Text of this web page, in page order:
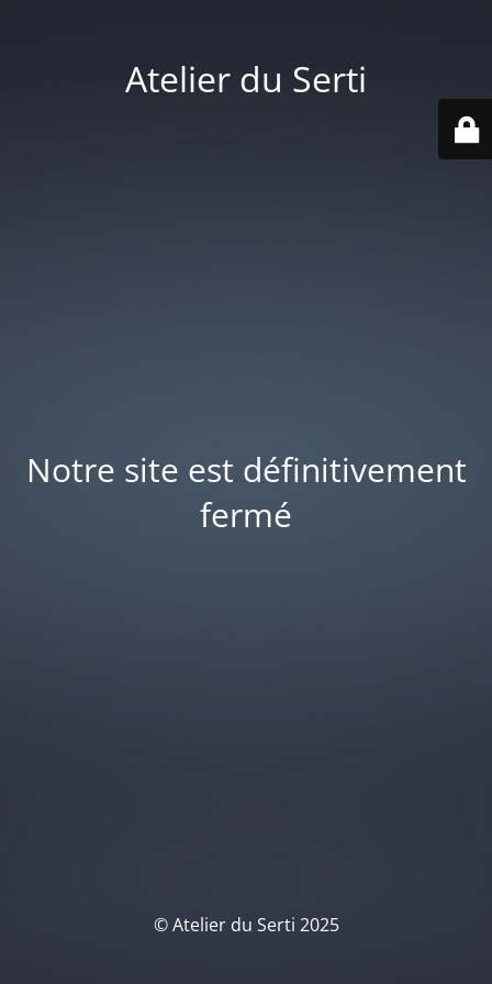
Atelier du Serti
Notre site est définitivement
fermé
© Atelier du Serti 2025